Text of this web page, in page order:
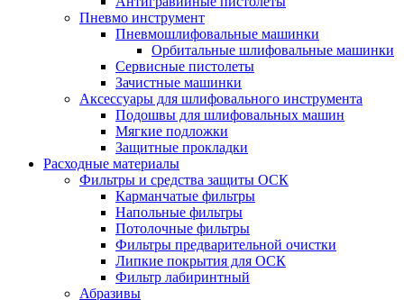
Пневмо инструмент
Пневмошлифовальные машинки
Орбитальные шлифовальные машинки
Сервисные пистолеты
Зачистные машинки
Аксессуары для шлифовального инструмента
Подошвы для шлифовальных машин
Мягкие подложки
Защитные прокладки
Расходные материалы
Фильтры и средства защиты ОСК
Карманчатые фильтры
Напольные фильтры
Потолочные фильтры
Фильтры предварительной очистки
Липкие покрытия для ОСК
Фильтр лабиринтный
Абразивы